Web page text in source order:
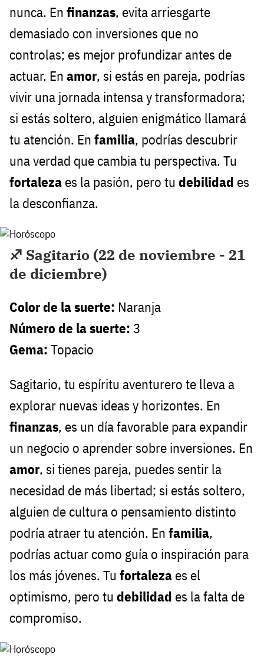
nunca. En finanzas, evita arriesgarte
demasiado con inversiones que no
controlas; es mejor profundizar antes de
actuar. En amor, si estás en pareja, podrías
vivir una jornada intensa y transformadora;
si estás soltero, alguien enigmático llamará
tu atención. En familia, podrías descubrir
una verdad que cambia tu perspectiva. Tu
fortaleza es la pasión, pero tu debilidad es
la desconfianza.
♐ Sagitario (22 de noviembre - 21
de diciembre)
Color de la suerte: Naranja
Número de la suerte: 3
Gema: Topacio
Sagitario, tu espíritu aventurero te lleva a
explorar nuevas ideas y horizontes. En
finanzas, es un día favorable para expandir
un negocio o aprender sobre inversiones. En
amor, si tienes pareja, puedes sentir la
necesidad de más libertad; si estás soltero,
alguien de cultura o pensamiento distinto
podría atraer tu atención. En familia,
podrías actuar como guía o inspiración para
los más jóvenes. Tu fortaleza es el
optimismo, pero tu debilidad es la falta de
compromiso.